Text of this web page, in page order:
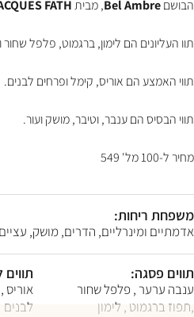
נְגִישׁוּת.
הבושםBel Ambre, מביתFATH
תוו העליונים הם לימון, ברגמוט, פלפל שחור
תווי האמצע הם אוריס, קימל ופרחים לבנים.
תווי הבסיס הם ענבר, וטיבר, מושק ועור.
מחיר ל-100 מל' 549
משפחת ריחות:
אדמתיים ומינרליים, הדרים, מושק,
תווים פסגה:
ענבה ערער , פלפל שחור
,תפוז ברגמוט , לימון
אוריס
לבנים